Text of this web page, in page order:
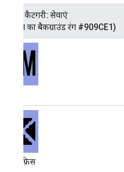
जगह की कैटगरी: सेवाएं
(आइकॉन का बैकग्राउंड रंग #909CE1)
पोस्ट ऑफ़िस